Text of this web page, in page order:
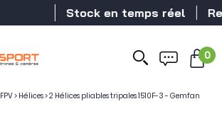
Stock en temps réel
0
> Hélices>2 Hélices pliables tripales 1510F-3 - Gemfan